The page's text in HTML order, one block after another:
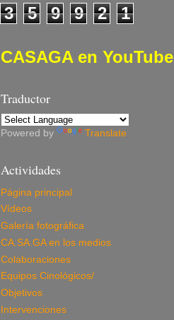
3 5 9 9 2 1
CASAGA en YouTube
Traductor
Powered by Translate
Actividades
Página principal
Vídeos
Galería fotográfica
CA.SA.GA en los medios
Colaboraciones
Equipos Cinológicos/
Objetivos
Intervenciones